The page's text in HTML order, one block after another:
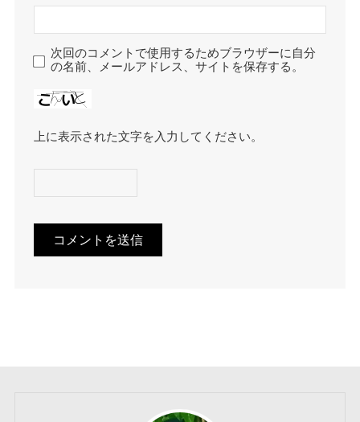
次回のコメントで使用するためブラウザーに自分
の名前、メールアドレス、サイトを保存する。
上に表示された文字を入力してください。